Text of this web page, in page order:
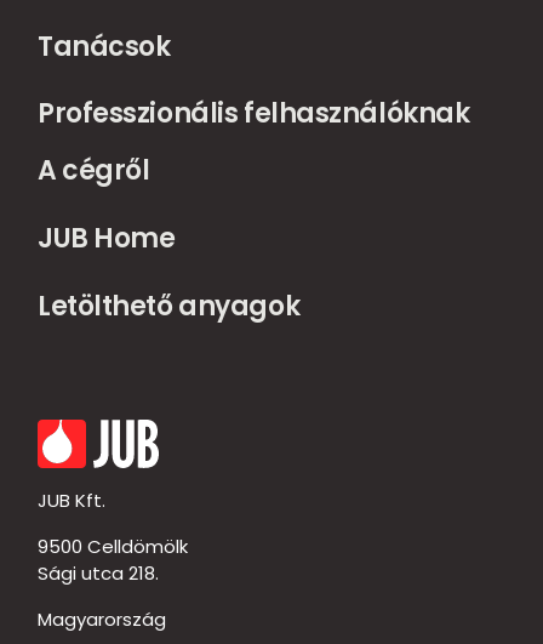
Tanácsok
Professzionális felhasználóknak
A cégről
JUB Home
Letölthető anyagok
JUB Kft.
9500 Celldömölk
Sági utca 218.
Magyarország